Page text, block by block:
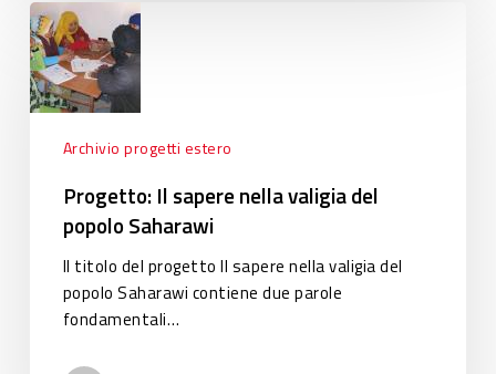
Progetto:
Il
sapere
nella
valigia
Saharawi
Archivio progetti estero
Progetto: Il sapere nella valigia del
popolo Saharawi
Il titolo del progetto Il sapere nella valigia del
popolo Saharawi contiene due parole
fondamentali…